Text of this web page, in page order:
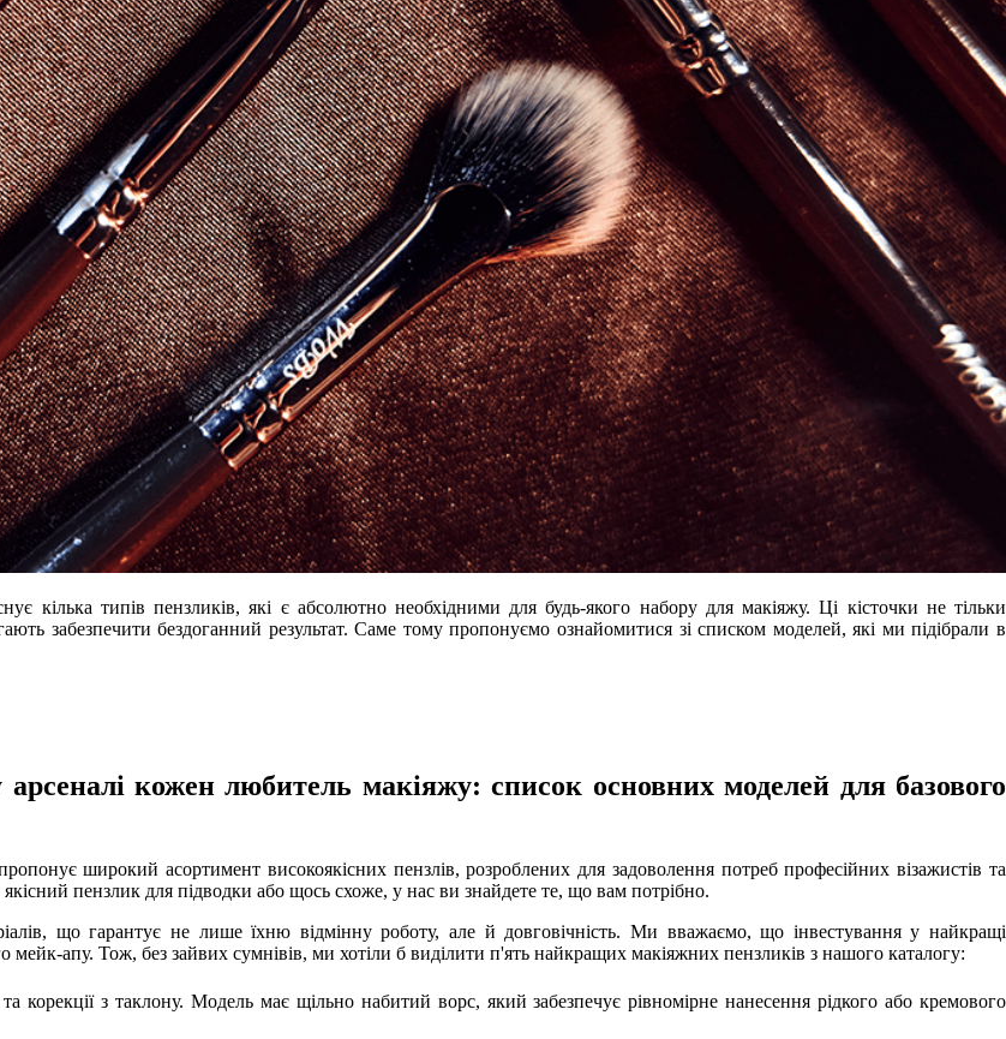
типів пензликів, які є абсолютно необхідними для будь-якого набору для макіяжу. Ці кісточки не тільки
забезпечити бездоганний результат. Саме тому пропонуємо ознайомитися зі списком моделей, які ми підібрали в
кожен любитель макіяжу: список основних моделей для базового
широкий асортимент високоякісних пензлів, розроблених для задоволення потреб професійних візажистів та
пензлик для підводки або щось схоже, у нас ви знайдете те, що вам потрібно.
що гарантує не лише їхню відмінну роботу, але й довговічність. Ми вважаємо, що інвестування у найкращі
апу. Тож, без зайвих сумнівів, ми хотіли б виділити п'ять найкращих макіяжних пензликів з нашого каталогу:
корекції з таклону. Модель має щільно набитий ворс, який забезпечує рівномірне нанесення рідкого або кремового